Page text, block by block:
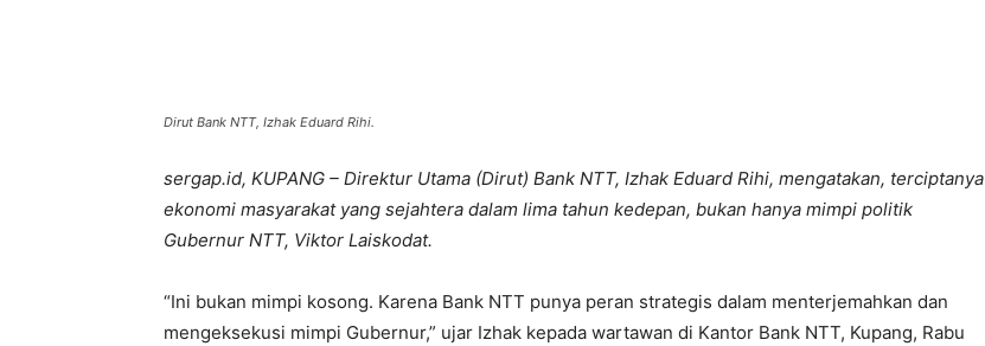
Dirut Bank NTT, Izhak Eduard Rihi.
sergap.id, KUPANG – Direktur Utama (Dirut) Bank NTT, Izhak Eduard Rihi, mengatakan, terciptanya
ekonomi masyarakat yang sejahtera dalam lima tahun kedepan, bukan hanya mimpi politik
Gubernur NTT, Viktor Laiskodat.
“Ini bukan mimpi kosong. Karena Bank NTT punya peran strategis dalam menterjemahkan dan
mengeksekusi mimpi Gubernur,” ujar Izhak kepada wartawan di Kantor Bank NTT, Kupang, Rabu